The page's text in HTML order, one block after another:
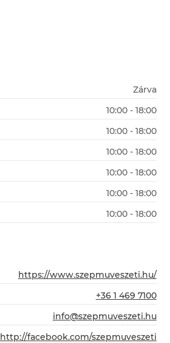
Zárva
10:00 - 18:00
10:00 - 18:00
10:00 - 18:00
10:00 - 18:00
10:00 - 18:00
10:00 - 18:00
https://www.szepmuveszeti.hu/
+36 1 469 7100
info@szepmuveszeti.hu
http://facebook.com/szepmuveszeti